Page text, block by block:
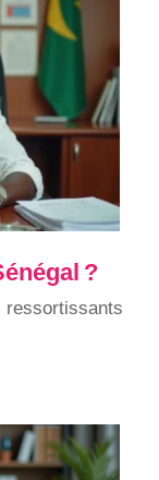
?
ressortissants